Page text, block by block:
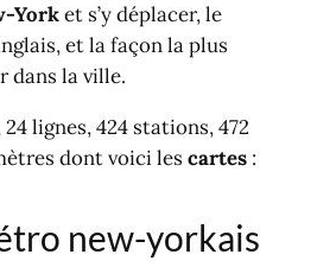
Yorket s’y déplacer, le
et la façon la plus
dans la ville.
lignes, 424 stations, 472
dont voici lescartes :
new-yorkais